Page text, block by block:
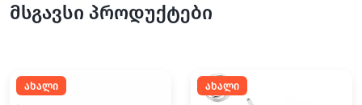
მსგავსი პროდუქტები
ახალი ახალი